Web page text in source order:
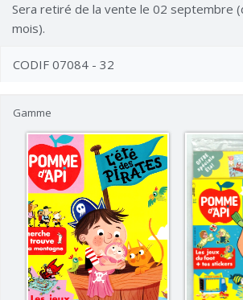
Sera retiré de la vente le 02 septembre
mois).
CODIF 07084 - 32
Gamme